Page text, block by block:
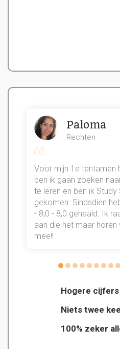
Hogere
Niets twee
100% zeker
Paloma
Rechten
Voor mijn 1e tentamen
ben ik gaan zoeken
te leren en ben ik
gekomen. Sindsdien
- 8,0 - 8,0 gehaald. Ik
aan die het maar horen
mee!!